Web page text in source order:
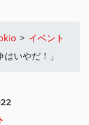
> イベント
いやだ！」